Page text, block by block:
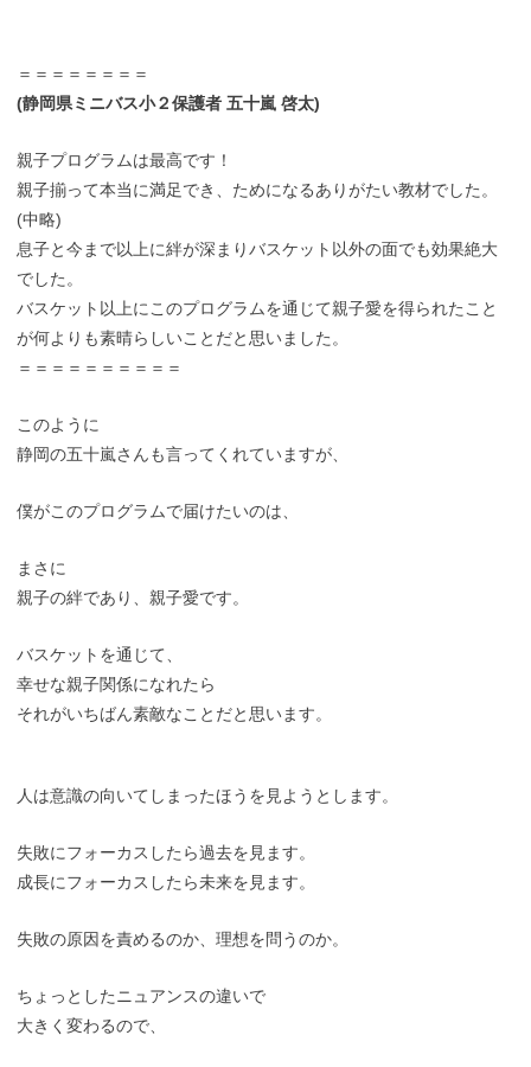
＝＝＝＝＝＝＝＝
(静岡県ミニバス小２保護者 五十嵐 啓太)
親子プログラムは最高です！
親子揃って本当に満足でき、ためになるありがたい教材でした。
(中略)
息子と今まで以上に絆が深まりバスケット以外の面でも効果絶大
でした。
バスケット以上にこのプログラムを通じて親子愛を得られたこと
が何よりも素晴らしいことだと思いました。
＝＝＝＝＝＝＝＝＝＝
このように
静岡の五十嵐さんも言ってくれていますが、
僕がこのプログラムで届けたいのは、
まさに
親子の絆であり、親子愛です。
バスケットを通じて、
幸せな親子関係になれたら
それがいちばん素敵なことだと思います。
人は意識の向いてしまったほうを見ようとします。
失敗にフォーカスしたら過去を見ます。
成長にフォーカスしたら未来を見ます。
失敗の原因を責めるのか、理想を問うのか。
ちょっとしたニュアンスの違いで
大きく変わるので、